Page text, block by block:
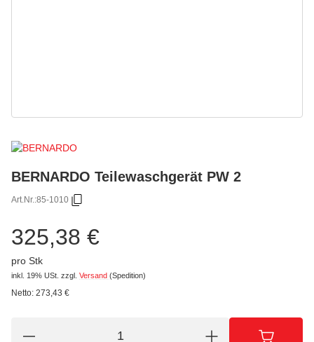
BERNARDO Teilewaschgerät PW 2
Art.Nr.:85-1010
325,38 €
pro Stk
inkl. 19% USt. zzgl. Versand (Spedition)
Netto: 273,43 €